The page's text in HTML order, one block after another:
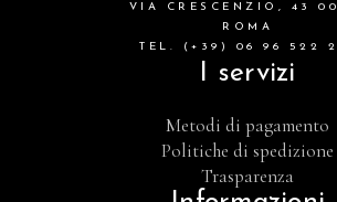
VIA CRESCENZIO, 43
ROMA
TEL. (+39) 06 96 522
I servizi
Metodi di pagamento
Politiche di spedizione
Trasparenza